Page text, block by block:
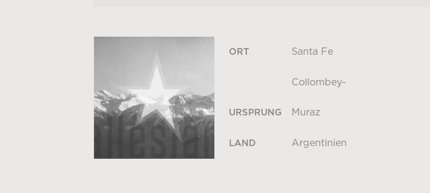
ORT Santa Fe
URSPRUNG
Collombey-
Muraz
LAND Argentinien